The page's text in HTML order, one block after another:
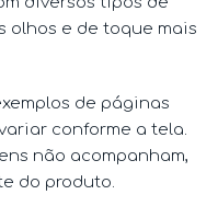
olhos e de toque mais
de páginas
conforme a tela.
não acompanham,
do produto.